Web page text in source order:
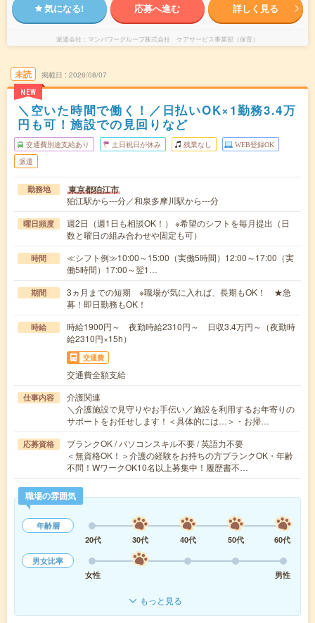
気になる! 応募へ進む 詳しく見る
派遣会社 マンパワーグループ株式会社 ケアサービス事業部（保育）
未読
NEW
掲載日 2026/08/07
＼空いた時間で働く！／日払いOK×1勤務3.4万
円も可！施設での見回りなど
交通費別途支給あり 土日祝日が休み 残業なし WEB登録OK
派遣
勤務地 東京都狛江市
狛江駅から---分／和泉多摩川駅から---分
曜日頻度
週2日（週1日も相談OK！） ※希望のシフトを毎月提出（日
数と曜日の組み合わせや固定も可）
時間
≪シフト例≫10:00～15:00（実働5時間）12:00～17:00（実
働5時間）17:00～翌1…
期間
3ヵ月までの短期 ※職場が気に入れば、長期もOK！ ★急
募！即日勤務もOK！
時給
時給1900円～ 夜勤時給2310円～ 日収3.4万円～（夜勤時
給2310円×15h）
交通費
交通費全額支給
仕事内容
介護関連
＼介護施設で見守りやお手伝い／施設を利用するお年寄りの
サポートをお任せします！＜具体的には…＞・お掃…
応募資格
ブランクOK / パソコンスキル不要 / 英語力不要
＜無資格OK！＞介護の経験をお持ちの方ブランクOK・年齢
不問！WワークOK10名以上募集中！履歴書不…
職場の雰囲気
年齢層
20代
30代 40代 50代
60代
男女比率
女性
男性
もっと見る